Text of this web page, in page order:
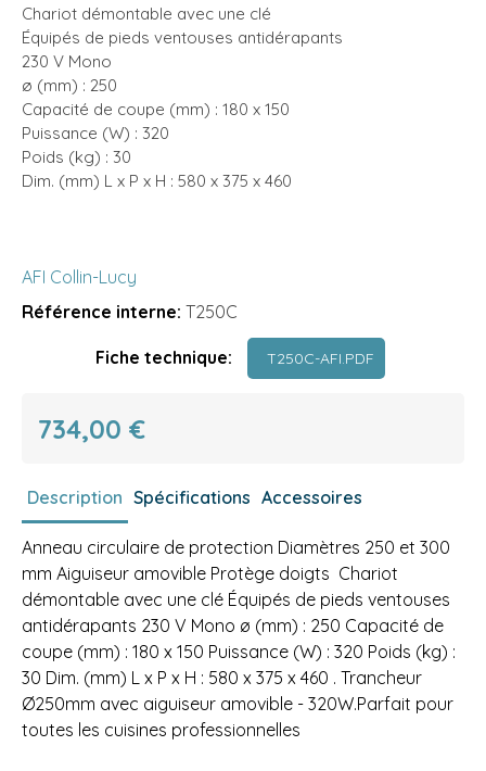
Chariot démontable avec une clé
Équipés de pieds ventouses antidérapants
230 V Mono
ø (mm) : 250
Capacité de coupe (mm) : 180 x 150
Puissance (W) : 320
Poids (kg) : 30
Dim. (mm) L x P x H : 580 x 375 x 460
AFI Collin-Lucy
Référence interne: T250C
Fiche technique: T250C-AFI.PDF
734,00 €
Description Spécifications Accessoires
Anneau circulaire de protection Diamètres 250 et 300
mm Aiguiseur amovible Protège doigts Chariot
démontable avec une clé Équipés de pieds ventouses
antidérapants 230 V Mono ø (mm) : 250 Capacité de
coupe (mm) : 180 x 150 Puissance (W) : 320 Poids (kg) :
30 Dim. (mm) L x P x H : 580 x 375 x 460 . Trancheur
Ø250mm avec aiguiseur amovible - 320W.Parfait pour
toutes les cuisines professionnelles